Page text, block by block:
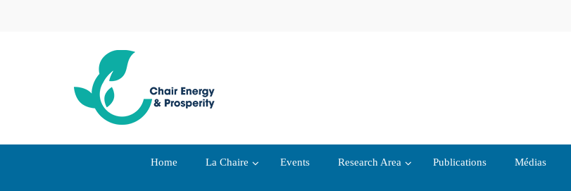
Home La Chaire Events Research Area Publications Médias